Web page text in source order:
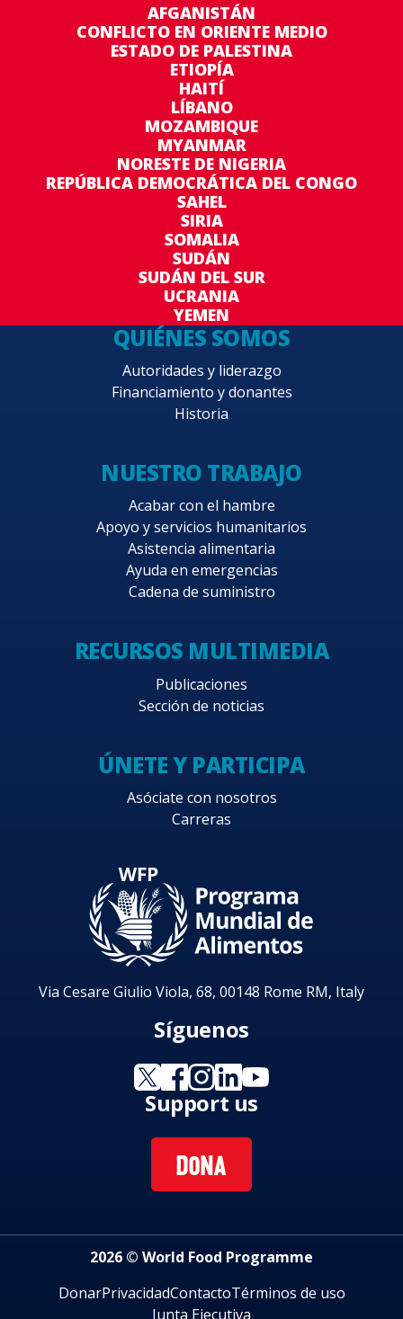
AFGANISTÁN
CONFLICTO EN ORIENTE MEDIO
ESTADO DE PALESTINA
ETIOPÍA
HAITÍ
LÍBANO
MOZAMBIQUE
MYANMAR
NORESTE DE NIGERIA
REPÚBLICA DEMOCRÁTICA DEL CONGO
SAHEL
SIRIA
SOMALIA
SUDÁN
SUDÁN DEL SUR
UCRANIA
YEMEN
QUIÉNES SOMOS
Autoridades y liderazgo
Financiamiento y donantes
Historia
NUESTRO TRABAJO
Acabar con el hambre
Apoyo y servicios humanitarios
Asistencia alimentaria
Ayuda en emergencias
Cadena de suministro
RECURSOS MULTIMEDIA
Publicaciones
Sección de noticias
ÚNETE Y PARTICIPA
Asóciate con nosotros
Carreras
Via Cesare Giulio Viola, 68, 00148 Rome RM, Italy
Síguenos
Support us
DONA
2026 © World Food Programme
DonarPrivacidadContactoTérminos de uso
Junta Ejecutiva